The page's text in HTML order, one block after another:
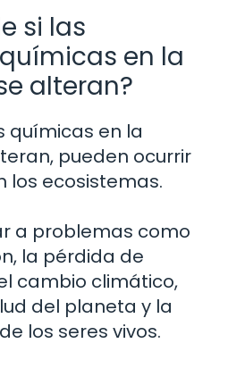
si las
en la
alteran?
químicas en la
pueden ocurrir
los ecosistemas.
a problemas como
la pérdida de
cambio climático,
del planeta y la
los seres vivos.